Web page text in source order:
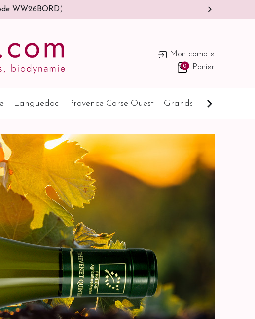
Pays-Bas)
Mon compte
Panier
0
Languedoc Provence-Corse-Ouest Grands Pays